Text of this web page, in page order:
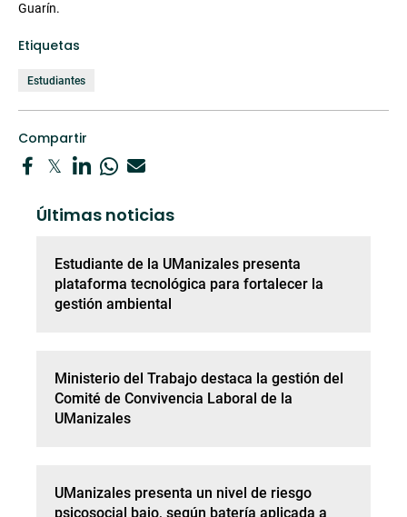
Guarín.
Etiquetas
Estudiantes
Compartir
Últimas noticias
Estudiante de la UManizales presenta
plataforma tecnológica para fortalecer la
gestión ambiental
Ministerio del Trabajo destaca la gestión del
Comité de Convivencia Laboral de la
UManizales
UManizales presenta un nivel de riesgo
psicosocial bajo, según batería aplicada a